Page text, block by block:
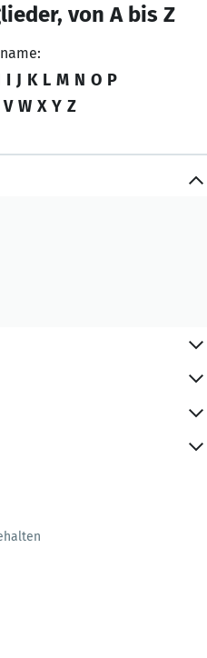
von A bis Z
I J K L M N O P
V W X Y Z